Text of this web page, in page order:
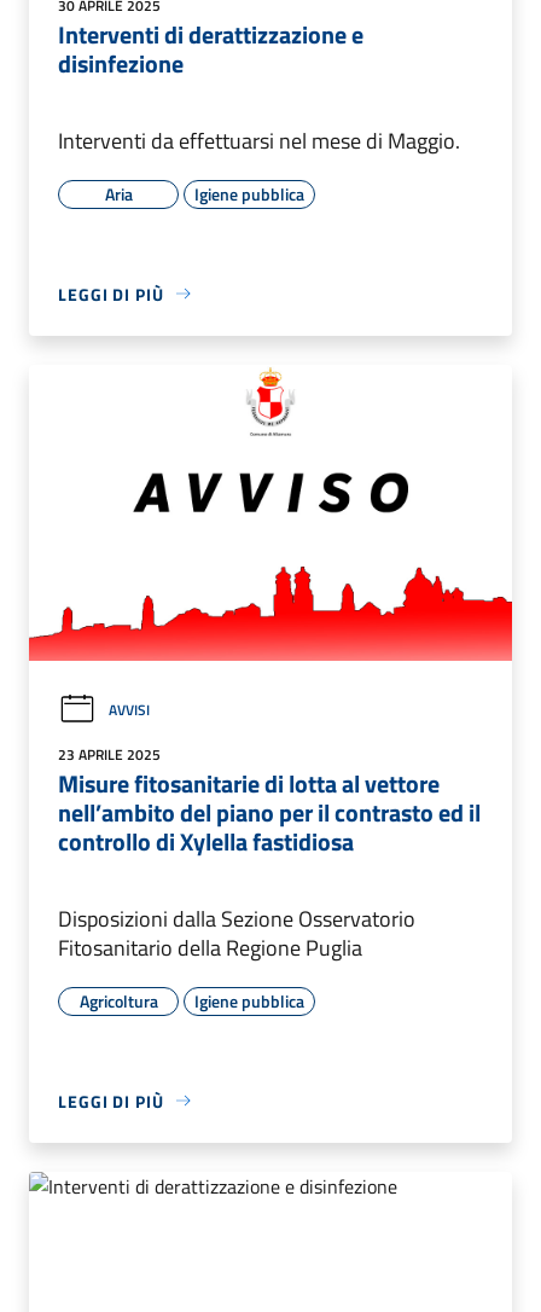
30 APRILE 2025
Interventi di derattizzazione e
disinfezione
Interventi da effettuarsi nel mese di Maggio.
Aria Igiene pubblica
LEGGI DI PIÙ
AVVISI
23 APRILE 2025
Misure fitosanitarie di lotta al vettore
nell’ambito del piano per il contrasto ed il
controllo di Xylella fastidiosa
Disposizioni dalla Sezione Osservatorio
Fitosanitario della Regione Puglia
Agricoltura Igiene pubblica
LEGGI DI PIÙ